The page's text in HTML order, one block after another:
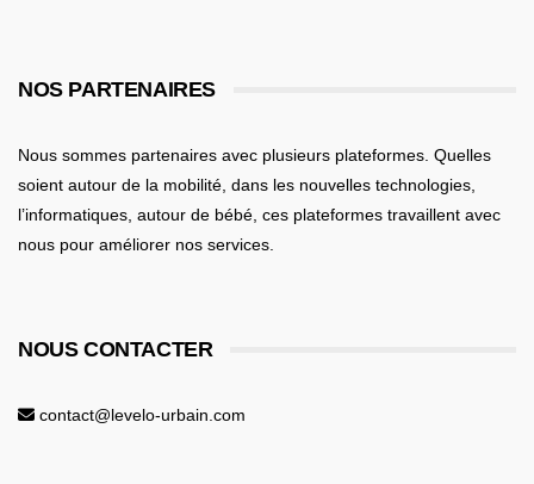
NOS PARTENAIRES
Nous sommes partenaires avec plusieurs plateformes. Quelles
soient autour de la mobilité , dans les nouvelles technologies,
l’informatiques, autour de bébé , ces plateformes travaillent avec
nous pour améliorer nos services.
NOUS CONTACTER
contact@levelo-urbain.com